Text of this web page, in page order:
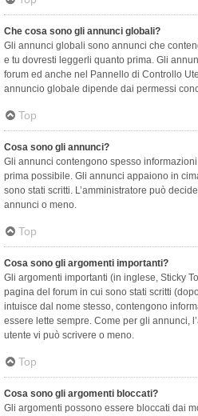
Che cosa sono gli annunci globali?
Gli annunci globali sono annunci che
e tu dovresti leggerli quanto prima. Gli
forum ed anche nel Pannello di Controllo
annuncio globale dipende dai permessi
Top
Cosa sono gli annunci?
Gli annunci contengono spesso
prima possibile. Gli annunci appaiono in
sono stati scritti. L’amministratore può
annunci o meno.
Top
Cosa sono gli argomenti importanti?
Gli argomenti importanti (in inglese, Sticky
pagina del forum in cui sono stati scritti
intuisce dal nome stesso, contengono
essere lette sempre. Come per gli annunci,
utente vi può scrivere o meno.
Top
Cosa sono gli argomenti bloccati?
Gli argomenti possono essere bloccati dai